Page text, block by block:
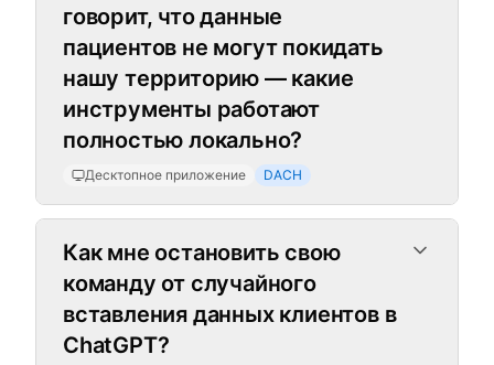
говорит, что данные
пациентов не могут покидать
нашу территорию — какие
инструменты работают
полностью локально?
Десктопное приложение DACH
Расширение для Chrome
Как мне остановить свою
команду от случайного
вставления данных клиентов в
ChatGPT?